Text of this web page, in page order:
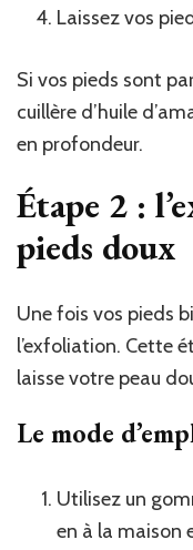
Laissez vos
Si vos pieds sont
cuillère d’huile
en profondeur.
Étape 2 :
pieds doux
Une fois vos pieds
l’exfoliation. Cette
laisse votre peau
Le mode
Utilisez un
en à la maison